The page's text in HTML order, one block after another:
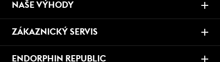
NAŠE VÝHODY
ZÁKAZNICKÝ SERVIS
ENDORPHIN REPUBLIC